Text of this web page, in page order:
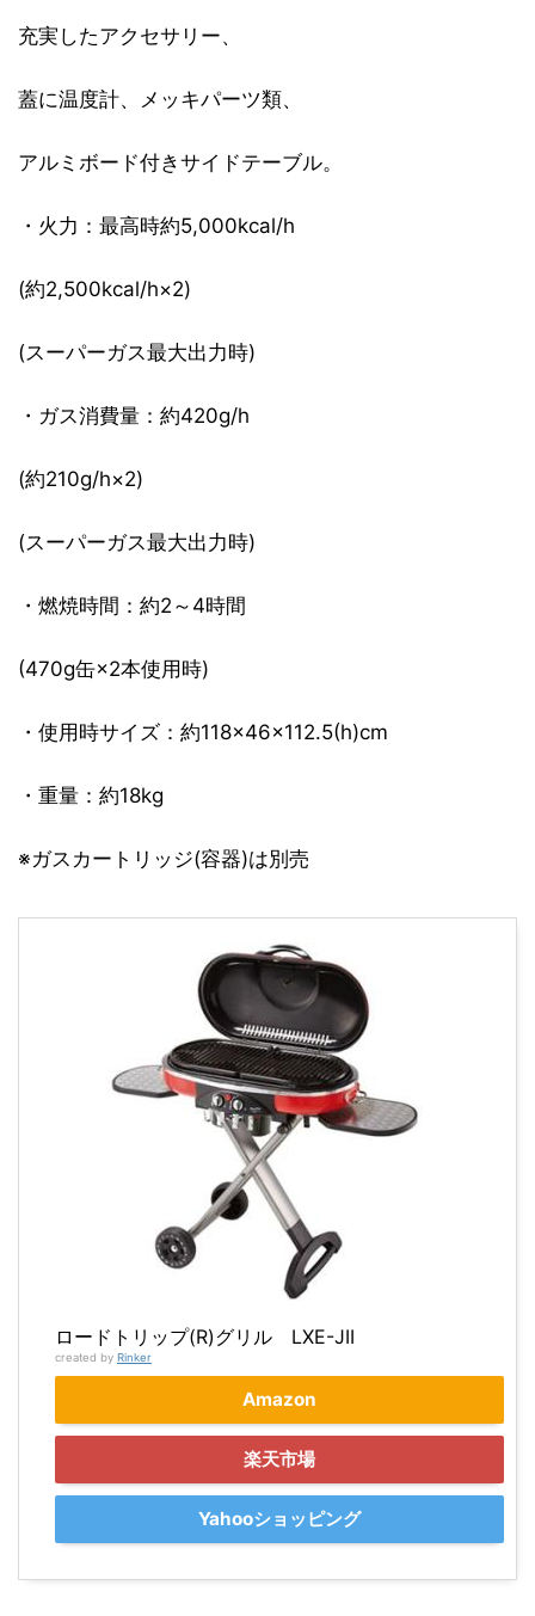
充実したアクセサリー、
蓋に温度計、メッキパーツ類、
アルミボード付きサイドテーブル。
・火力：最高時約5,000kcal/h
(約2,500kcal/h×2)
(スーパーガス最大出力時)
・ガス消費量：約420g/h
(約210g/h×2)
(スーパーガス最大出力時)
・燃焼時間：約2～4時間
(470g缶×2本使用時)
・使用時サイズ：約118×46×112.5(h)cm
・重量：約18kg
※ガスカートリッジ(容器)は別売
ロードトリップ(R)グリル LXE-JII
created by Rinker
Amazon
楽天市場
Yahooショッピング